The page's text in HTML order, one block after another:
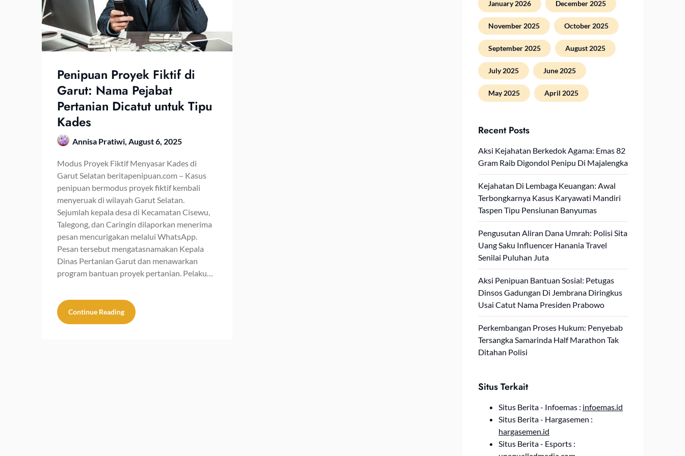
Penipuan Proyek Fiktif di
Garut: Nama Pejabat
Pertanian Dicatut untuk Tipu
Kades
Annisa Pratiwi, August 6, 2025
Modus Proyek Fiktif Menyasar Kades di
Garut Selatan beritapenipuan.com – Kasus
penipuan bermodus proyek fiktif kembali
menyeruak di wilayah Garut Selatan.
Sejumlah kepala desa di Kecamatan Cisewu,
Talegong, dan Caringin dilaporkan menerima
pesan mencurigakan melalui WhatsApp.
Pesan tersebut mengatasnamakan Kepala
Dinas Pertanian Garut dan menawarkan
program bantuan proyek pertanian. Pelaku…
Continue Reading
January 2026 December 2025
November 2025 October 2025
September 2025 August 2025
July 2025 June 2025
May 2025 April 2025
Recent Posts
Aksi Kejahatan Berkedok Agama: Emas 82
Gram Raib Digondol Penipu Di Majalengka
Kejahatan Di Lembaga Keuangan: Awal
Terbongkarnya Kasus Karyawati Mandiri
Taspen Tipu Pensiunan Banyumas
Pengusutan Aliran Dana Umrah: Polisi Sita
Uang Saku Influencer Hanania Travel
Senilai Puluhan Juta
Aksi Penipuan Bantuan Sosial: Petugas
Dinsos Gadungan Di Jembrana Diringkus
Usai Catut Nama Presiden Prabowo
Perkembangan Proses Hukum: Penyebab
Tersangka Samarinda Half Marathon Tak
Ditahan Polisi
Situs Terkait
Situs Berita - Infoemas : infoemas.id
Situs Berita - Hargasemen :
hargasemen.id
Situs Berita - Esports :